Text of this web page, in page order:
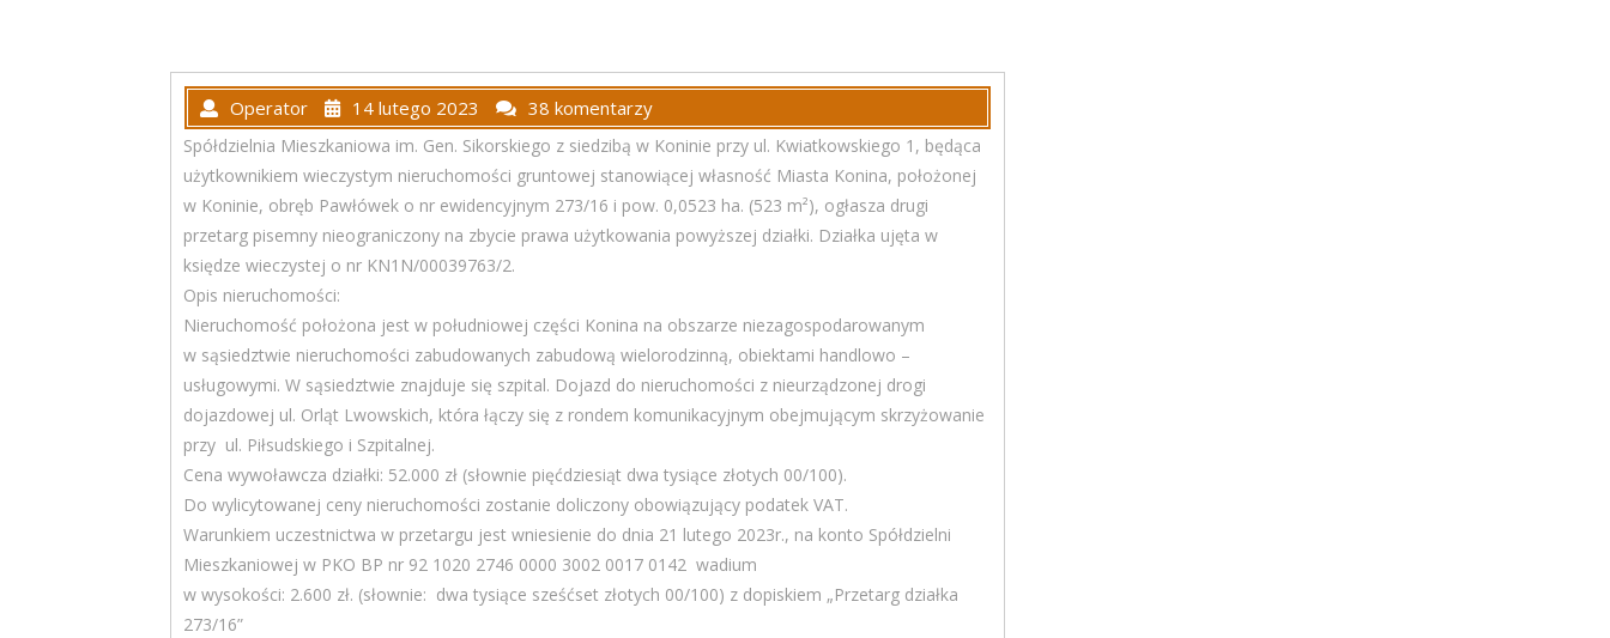
Operator 14 lutego 2023 38 komentarzy
Spółdzielnia Mieszkaniowa im. Gen. Sikorskiego z siedzibą w Koninie przy ul. Kwiatkowskiego 1, będąca
użytkownikiem wieczystym nieruchomości gruntowej stanowiącej własność Miasta Konina, położonej
w Koninie, obręb Pawłówek o nr ewidencyjnym 273/16 i pow. 0,0523 ha. (523 m²), ogłasza drugi
przetarg pisemny nieograniczony na zbycie prawa użytkowania powyższej działki. Działka ujęta w
księdze wieczystej o nr KN1N/00039763/2.
Opis nieruchomości:
Nieruchomość położona jest w południowej części Konina na obszarze niezagospodarowanym
w sąsiedztwie nieruchomości zabudowanych zabudową wielorodzinną, obiektami handlowo –
usługowymi. W sąsiedztwie znajduje się szpital. Dojazd do nieruchomości z nieurządzonej drogi
dojazdowej ul. Orląt Lwowskich, która łączy się z rondem komunikacyjnym obejmującym skrzyżowanie
przy ul. Piłsudskiego i Szpitalnej.
Cena wywoławcza działki: 52.000 zł (słownie pięćdziesiąt dwa tysiące złotych 00/100).
Do wylicytowanej ceny nieruchomości zostanie doliczony obowiązujący podatek VAT.
Warunkiem uczestnictwa w przetargu jest wniesienie do dnia 21 lutego 2023r., na konto Spółdzielni
Mieszkaniowej w PKO BP nr 92 1020 2746 0000 3002 0017 0142 wadium
w wysokości: 2.600 zł. (słownie: dwa tysiące sześćset złotych 00/100) z dopiskiem „Przetarg działka
273/16”